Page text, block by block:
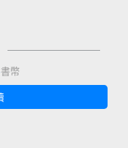
書幣